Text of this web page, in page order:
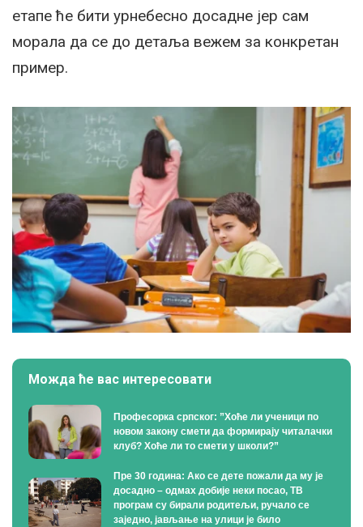
етапе ће бити урнебесно досадне јер сам
морала да се до детаља вежем за конкретан
пример.
Можда ће вас интересовати
Професорка српског: ”Хоће ли ученици по
новом закону смети да формирају читалачки
клуб? Хоће ли то смети у школи?”
Пре 30 година: Ако се дете пожали да му је
досадно – одмах добије неки посао, ТВ
програм су бирали родитељи, ручало се
заједно, јављање на улици је било